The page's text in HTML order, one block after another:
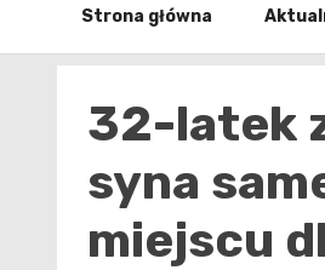
Strona główna
32-latek
syna
miejscu